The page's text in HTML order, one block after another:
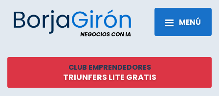
MENÚ
CLUB EMPRENDEDORES
TRIUNFERS LITE GRATIS